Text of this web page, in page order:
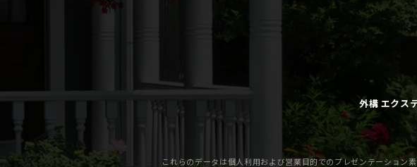
外構 エクス
これらのデータは個人利用および営業目的でのプレゼンテーション